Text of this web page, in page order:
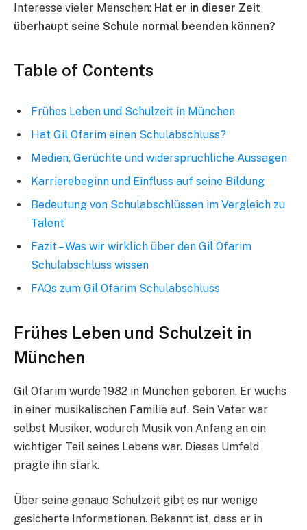
Interesse vieler Menschen: Hat er in dieser Zeit
überhaupt seine Schule normal beenden können?
Table of Contents
Frühes Leben und Schulzeit in München
Hat Gil Ofarim einen Schulabschluss?
Medien, Gerüchte und widersprüchliche Aussagen
Karrierebeginn und Einfluss auf seine Bildung
Bedeutung von Schulabschlüssen im Vergleich zu
Talent
Fazit – Was wir wirklich über den Gil Ofarim
Schulabschluss wissen
FAQs zum Gil Ofarim Schulabschluss
Frühes Leben und Schulzeit in
München
Gil Ofarim wurde 1982 in München geboren. Er wuchs
in einer musikalischen Familie auf. Sein Vater war
selbst Musiker, wodurch Musik von Anfang an ein
wichtiger Teil seines Lebens war. Dieses Umfeld
prägte ihn stark.
Über seine genaue Schulzeit gibt es nur wenige
gesicherte Informationen. Bekannt ist, dass er in